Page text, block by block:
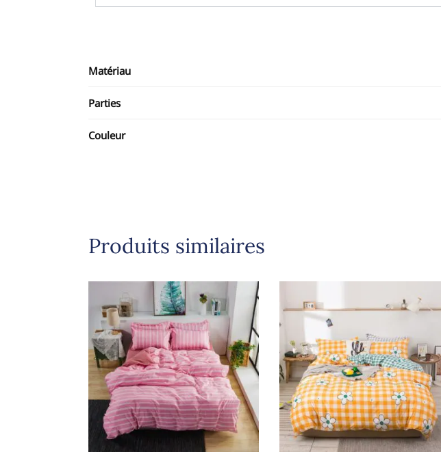
Matériau
Parties
Couleur
Produits similaires